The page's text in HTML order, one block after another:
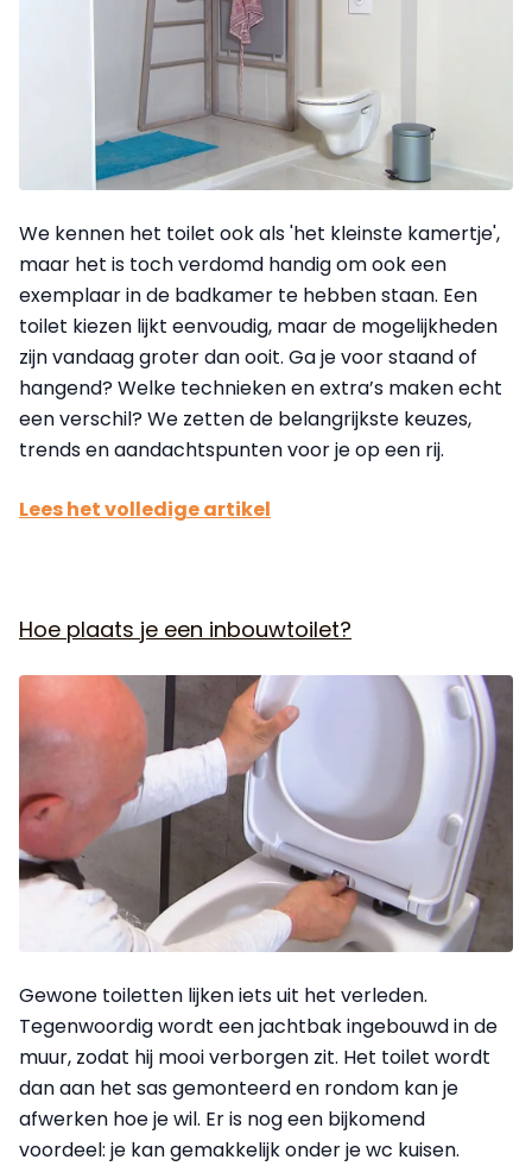
We kennen het toilet ook als 'het kleinste kamertje',
maar het is toch verdomd handig om ook een
exemplaar in de badkamer te hebben staan. Een
toilet kiezen lijkt eenvoudig, maar de mogelijkheden
zijn vandaag groter dan ooit. Ga je voor staand of
hangend? Welke technieken en extra’s maken echt
een verschil? We zetten de belangrijkste keuzes,
trends en aandachtspunten voor je op een rij.
Lees het volledige artikel
Hoe plaats je een inbouwtoilet?
Gewone toiletten lijken iets uit het verleden.
Tegenwoordig wordt een jachtbak ingebouwd in de
muur, zodat hij mooi verborgen zit. Het toilet wordt
dan aan het sas gemonteerd en rondom kan je
afwerken hoe je wil. Er is nog een bijkomend
voordeel: je kan gemakkelijk onder je wc kuisen.